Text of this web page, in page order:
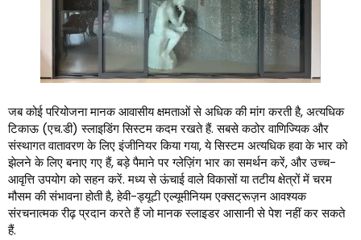
जब कोई परियोजना मानक आवासीय क्षमताओं से अधिक की मांग करती है, अत्यधिक
टिकाऊ (एच.डी) स्लाइडिंग सिस्टम कदम रखते हैं. सबसे कठोर वाणिज्यिक और
संस्थागत वातावरण के लिए इंजीनियर किया गया, ये सिस्टम अत्यधिक हवा के भार को
झेलने के लिए बनाए गए हैं, बड़े पैमाने पर ग्लेज़िंग भार का समर्थन करें, और उच्च-
आवृत्ति उपयोग को सहन करें. मध्य से ऊंचाई वाले विकासों या तटीय क्षेत्रों में चरम
मौसम की संभावना होती है, हेवी-ड्यूटी एल्यूमीनियम एक्सट्रूज़न आवश्यक
संरचनात्मक रीढ़ प्रदान करते हैं जो मानक स्लाइडर आसानी से पेश नहीं कर सकते
हैं.